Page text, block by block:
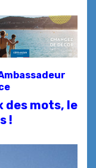
des mots, le
!